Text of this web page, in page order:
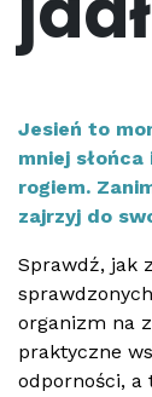
Jesień to
mniej
rogiem.
zajrzyj do
Sprawdź, jak
organizm na
praktyczne
odporności, a